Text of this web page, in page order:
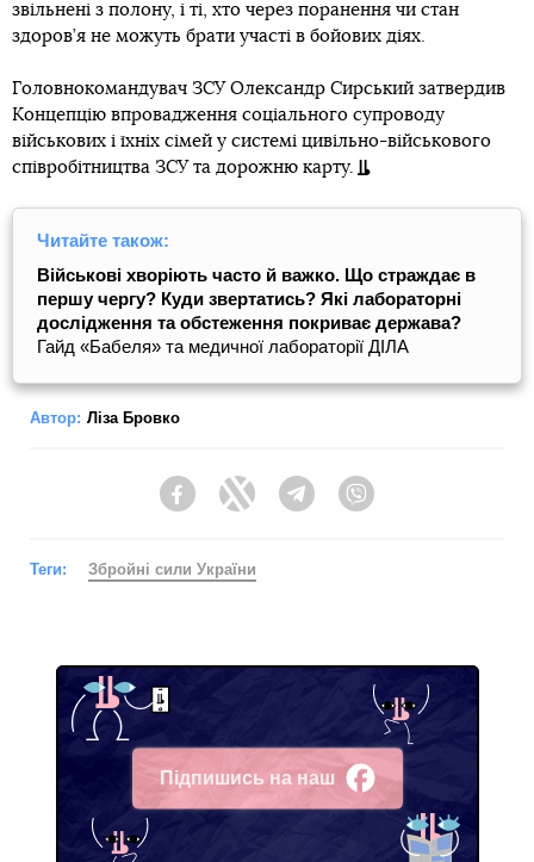
звільнені з полону, і ті, хто через поранення чи стан
здоров’я не можуть брати участі в бойових діях.
Головнокомандувач ЗСУ Олександр Сирський затвердив
Концепцію впровадження соціального супроводу
військових і їхніх сімей у системі цивільно-військового
співробітництва ЗСУ та дорожню карту.
Читайте також:
Військові хворіють часто й важко. Що страждає в
першу чергу? Куди звертатись? Які лабораторні
дослідження та обстеження покриває держава?
Гайд «Бабеля» та медичної лабораторії ДІЛА
Автор: Ліза Бровко
FacebookTwitter Telegram
Теги: Збройні сили України
Підпишись на наш
Facebook